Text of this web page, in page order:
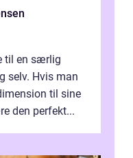
til en særlig
selv. Hvis man
til sine
den perfekt...